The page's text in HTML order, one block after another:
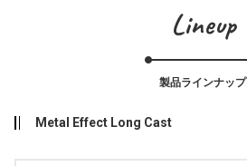
Lineup
製品ラインナップ
Metal Effect Long Cast